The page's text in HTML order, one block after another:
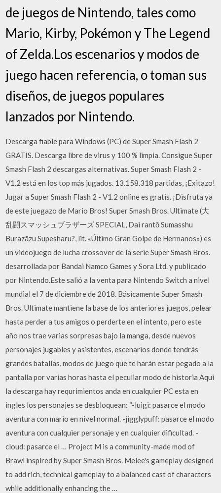
de juegos de Nintendo, tales como
Mario, Kirby, Pokémon y The Legend
of Zelda.Los escenarios y modos de
juego hacen referencia, o toman sus
diseños, de juegos populares
lanzados por Nintendo.
Descarga fiable para Windows (PC) de Super Smash Flash 2
GRATIS. Descarga libre de virus y 100 % limpia. Consigue Super
Smash Flash 2 descargas alternativas. Super Smash Flash 2 -
V1.2 está en los top más jugados. 13.158.318 partidas, ¡Exitazo!
Jugar a Super Smash Flash 2 - V1.2 online es gratis. ¡Disfruta ya
de este juegazo de Mario Bros! Super Smash Bros. Ultimate (大
乱闘スマッシュブラザーズ SPECIAL, Dai rantō Sumasshu
Burazāzu Supesharu?, lit. «Último Gran Golpe de Hermanos») es
un videojuego de lucha crossover de la serie Super Smash Bros.
desarrollada por Bandai Namco Games y Sora Ltd. y publicado
por Nintendo.Este salió a la venta para Nintendo Switch a nivel
mundial el 7 de diciembre de 2018. Básicamente Super Smash
Bros. Ultimate mantiene la base de los anteriores juegos, pelear
hasta perder a tus amigos o perderte en el intento, pero este
año nos trae varias sorpresas bajo la manga, desde nuevos
personajes jugables y asistentes, escenarios donde tendrás
grandes batallas, modos de juego que te harán estar pegado a la
pantalla por varias horas hasta el peculiar modo de historia Aqui
la descarga hay requrimientos anda en cualquier PC esta en
ingles los personajes se desbloquean: “-luigi: pasarce el modo
aventura con mario en nivel normal. -jigglypuff: pasarce el modo
aventura con cualquier personaje y en cualquier dificultad. -
cloud: pasarce el … Project M is a community-made mod of
Brawl inspired by Super Smash Bros. Melee's gameplay designed
to add rich, technical gameplay to a balanced cast of characters
while additionally enhancing the …